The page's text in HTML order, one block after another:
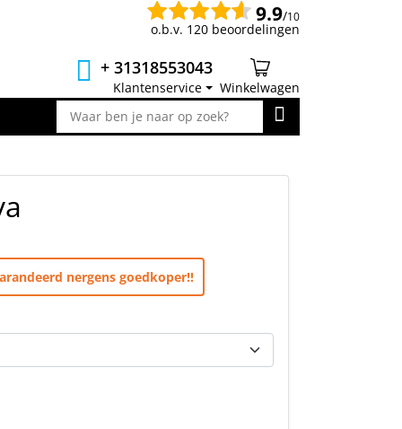
9.9/10
o.b.v. 120 beoordelingen
+ 31318553043
Klantenservice
Winkelwagen
nergens goedkoper!!